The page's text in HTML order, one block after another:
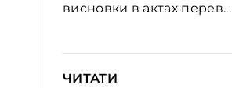
висновки в актах перев...
ЧИТАТИ